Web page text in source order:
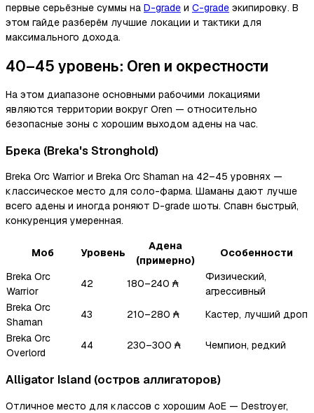
первые серьёзные суммы на D-grade и C-grade экипировку. В
этом гайде разберём лучшие локации и тактики для
максимального дохода.
40–45 уровень: Oren и окрестности
На этом диапазоне основными рабочими локациями
являются территории вокруг Oren — относительно
безопасные зоны с хорошим выходом адены на час.
Брека (Breka's Stronghold)
Breka Orc Warrior и Breka Orc Shaman на 42–45 уровнях —
классическое место для соло-фарма. Шаманы дают лучше
всего адены и иногда роняют D-grade шоты. Спавн быстрый,
конкуренция умеренная.
Моб Уровень
Адена
(примерно)
Особенности
Breka Orc
Warrior
42 180–240 ₳
Физический,
агрессивный
Breka Orc
Shaman
43 210–280 ₳
Кастер, лучший дроп
Breka Orc
Overlord
44 230–300 ₳ Чемпион, редкий
Alligator Island (остров аллигаторов)
Отличное место для классов с хорошим AoE — Destroyer,